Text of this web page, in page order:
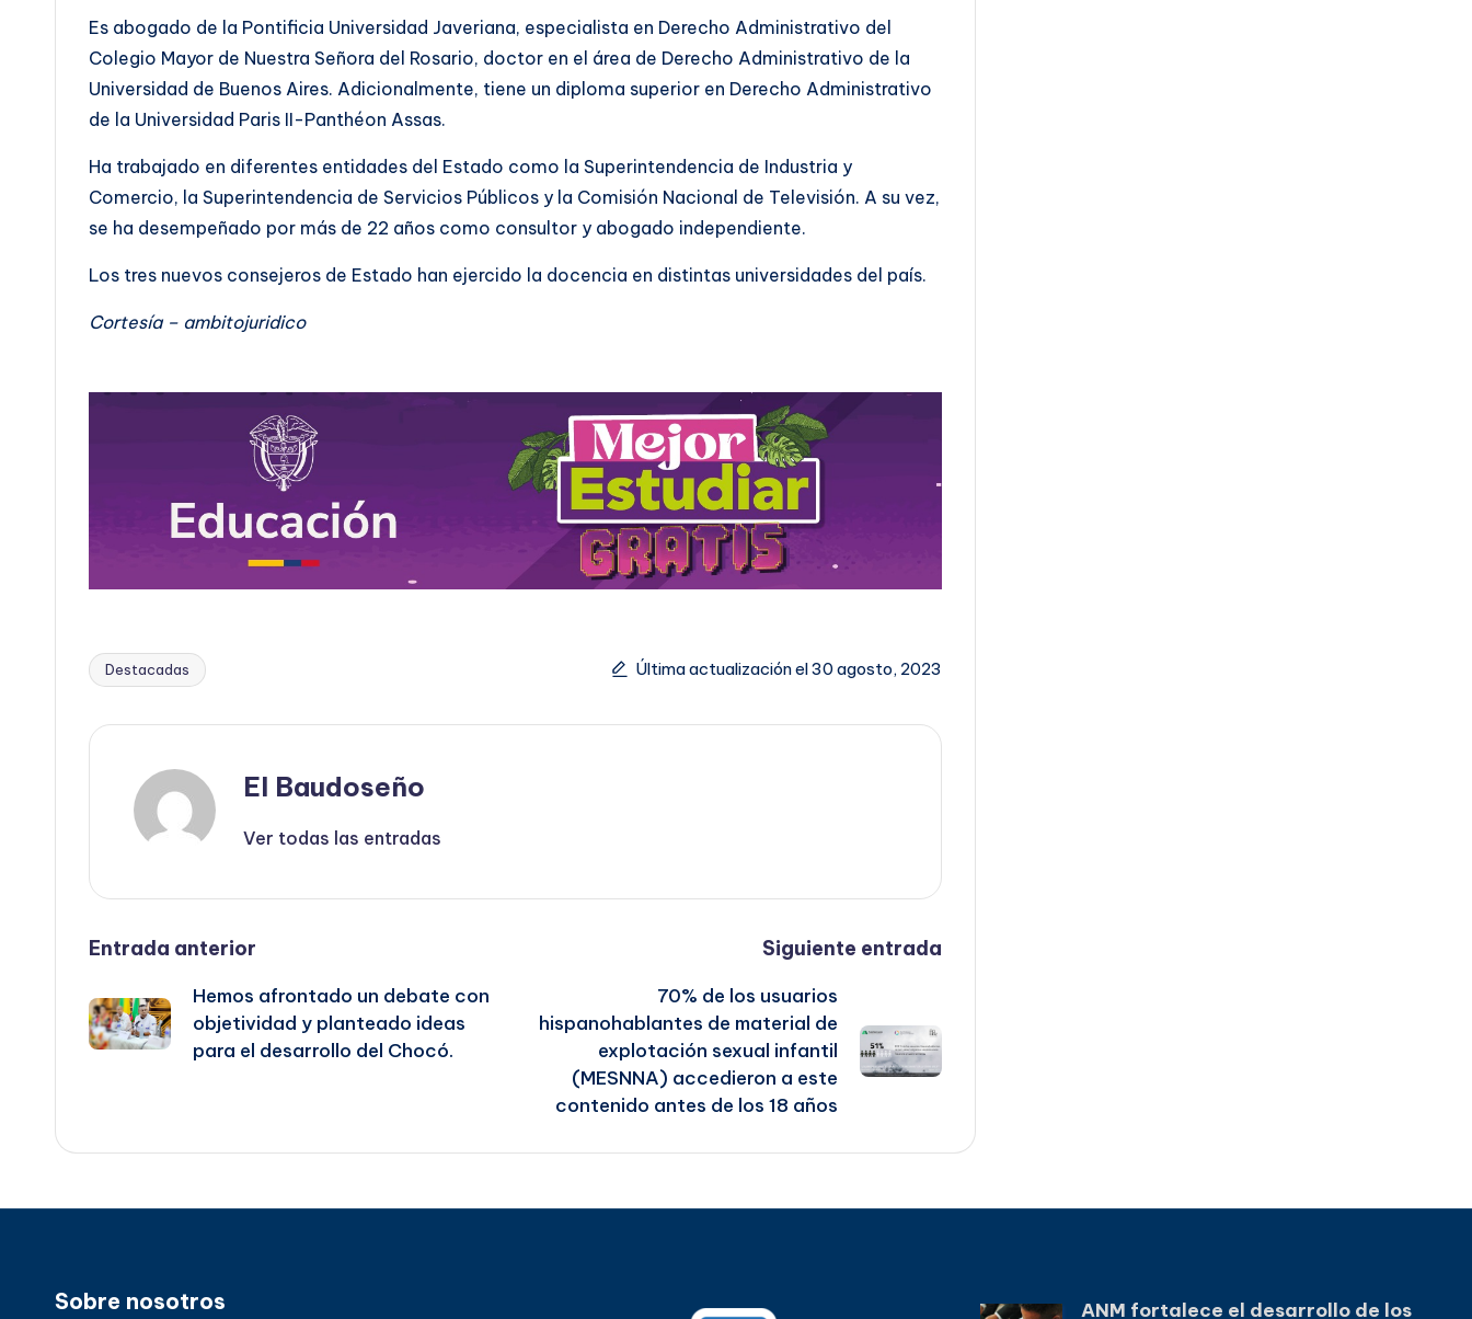
Es abogado de la Pontificia Universidad Javeriana, especialista en Derecho Administrativo del
Colegio Mayor de Nuestra Señora del Rosario, doctor en el área de Derecho Administrativo de la
Universidad de Buenos Aires. Adicionalmente, tiene un diploma superior en Derecho Administrativo
de la Universidad Paris II-Panthéon Assas.
Ha trabajado en diferentes entidades del Estado como la Superintendencia de Industria y
Comercio, la Superintendencia de Servicios Públicos y la Comisión Nacional de Televisión. A su vez,
se ha desempeñado por más de 22 años como consultor y abogado independiente.
Los tres nuevos consejeros de Estado han ejercido la docencia en distintas universidades del país.
Cortesía – ambitojuridico
Etiquetas:
Destacadas Última actualización el 30 agosto, 2023
El Baudoseño
Ver todas las entradas
Navegación
de
entradas
Entrada anterior
Hemos afrontado un debate con
objetividad y planteado ideas
para el desarrollo del Chocó.
Siguiente entrada
70% de los usuarios
hispanohablantes de material de
explotación sexual infantil
(MESNNA) accedieron a este
contenido antes de los 18 años
Sobre nosotros ANM fortalece el desarrollo de los